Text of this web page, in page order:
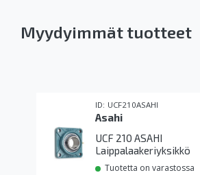
Myydyimmät tuotteet
UCF210ASAHI
Asahi
UCF 210 ASAHI
Laippalaakeriyksikkö
Tuotetta on varastossa